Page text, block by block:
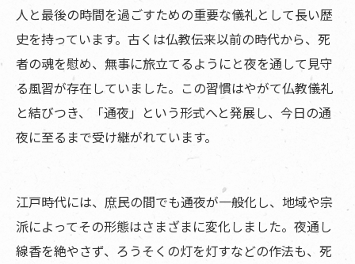
よくある質問
寺院概要
人と最後の時間を過ごすための重要な儀礼として長い歴
史を持っています。古くは仏教伝来以前の時代から、死
者の魂を慰め、無事に旅立てるようにと夜を通して見守
る風習が存在していました。この習慣はやがて仏教儀礼
と結びつき、「通夜」という形式へと発展し、今日の通
夜に至るまで受け継がれています。
江戸時代には、庶民の間でも通夜が一般化し、地域や宗
派によってその形態はさまざまに変化しました。夜通し
線香を絶やさず、ろうそくの灯を灯すなどの作法も、死